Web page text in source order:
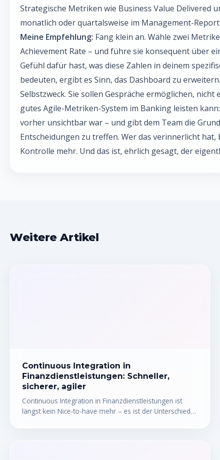
Strategische Metriken wie Business Value Delivered
monatlich oder quartalsweise im Management-
Meine Empfehlung: Fang klein an. Wähle zwei
Achievement Rate – und führe sie konsequent über
Gefühl dafür hast, was diese Zahlen in deinem
bedeuten, ergibt es Sinn, das Dashboard zu
Selbstzweck. Sie sollen Gespräche ermöglichen, nicht
gutes Agile-Metriken-System im Banking leisten
vorher unsichtbar war – und gibt dem Team die
Entscheidungen zu treffen. Wer das verinnerlicht
Kontrolle mehr. Und das ist, ehrlich gesagt, der
Weitere Artikel
Continuous Integration in
Finanzdienstleistungen: Schneller,
sicherer, agiler
Continuous Integration in Finanzdienstleistungen ist
längst kein Nice-to-have mehr – es ist der Unterschied